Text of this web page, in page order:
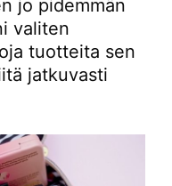
jo pidemmän
valiten
tuotteita sen
jatkuvasti